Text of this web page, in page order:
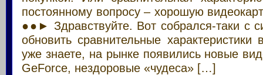
постоянному вопросу – хорошую
●●► Здравствуйте. Вот собрался-таки с
обновить сравнительные характеристики
уже знаете, на рынке появились новые
GeForce, нездоровые «чудеса» […]